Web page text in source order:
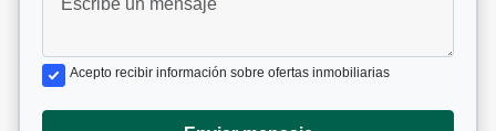
Acepto recibir información sobre ofertas inmobiliarias